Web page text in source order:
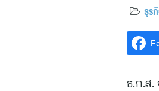
ธุร
ธ.ก.ส